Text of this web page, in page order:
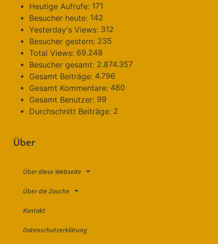
Heutige Aufrufe: 171
Besucher heute: 142
Yesterday's Views: 312
Besucher gestern: 235
Total Views: 69.248
Besucher gesamt: 2.874.357
Gesamt Beiträge: 4.796
Gesamt Kommentare: 480
Gesamt Benutzer: 99
Durchschnitt Beiträge: 2
Über
Über diese Webseite
Über die Zauche
Kontakt
Datenschutzerklärung